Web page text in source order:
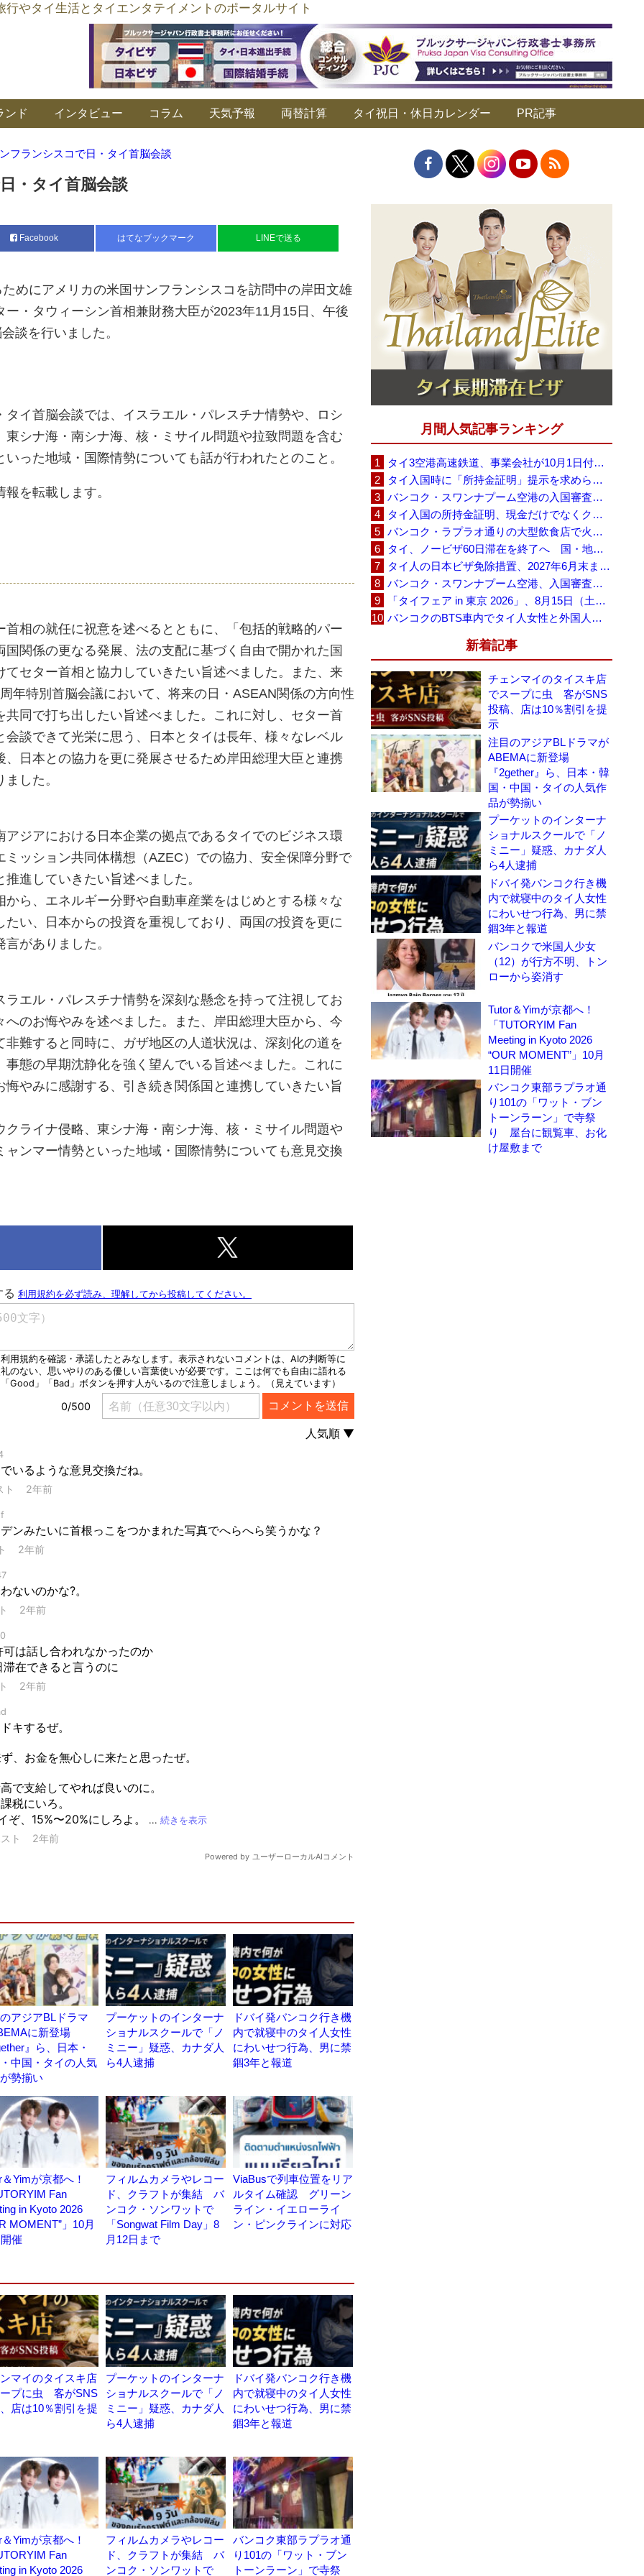
やタイ生活とタイエンタテイメントのポータルサイト
ンド インタビュー コラム 天気予報 両替計算 タイ祝日・休日カレンダー PR記事
フランシスコで日・タイ首脳会談
・タイ首脳会談
Facebook はてなブックマーク LINEで送る
めにアメリカの米国サンフランシスコを訪問中の岸田文雄
ー・タウィーシン首相兼財務大臣が2023年11月15日、午後
談を行いました。
タイ首脳会談では、イスラエル・パレスチナ情勢や、ロシ
東シナ海・南シナ海、核・ミサイル問題や拉致問題を含む
った地域・国際情勢についても話が行われたとのこと。
を転載します。
相の就任に祝意を述べるとともに、「包括的戦略的パー
関係の更なる発展、法の支配に基づく自由で開かれた国
てセター首相と協力していきたい旨述べました。また、来
年特別首脳会議において、将来の日・ASEAN関係の方向性
共同で打ち出したい旨述べました。これに対し、セター首
会談できて光栄に思う、日本とタイは長年、様々なレベル
、日本との協力を更に発展させるため岸田総理大臣と連携
した。
ジアにおける日本企業の拠点であるタイでのビジネス環
ミッション共同体構想（AZEC）での協力、安全保障分野で
進していきたい旨述べました。
ら、エネルギー分野や自動車産業をはじめとする様々な
たい、日本からの投資を重視しており、両国の投資を更に
がありました。
エル・パレスチナ情勢を深刻な懸念を持って注視してお
へのお悔やみを述べました。また、岸田総理大臣から、今
難すると同時に、ガザ地区の人道状況は、深刻化の道を
事態の早期沈静化を強く望んでいる旨述べました。これに
やみに感謝する、引き続き関係国と連携していきたい旨
ライナ侵略、東シナ海・南シナ海、核・ミサイル問題や
ャンマー情勢といった地域・国際情勢についても意見交換
アジアBLドラマ
に新登場
』ら、日本・
中国・タイの人気
勢揃い
プーケットのインターナ
ショナルスクールで「ノ
ミニー」疑惑、カナダ人
ら4人逮捕
ドバイ発バンコク行き機
内で就寝中のタイ人女性
にわいせつ行為、男に禁
錮3年と報道
Yimが京都へ！
Fan
in Kyoto 2026
MOMENT”」10月
催
フィルムカメラやレコー
ド、クラフトが集結 バ
ンコク・ソンワットで
「Songwat Film Day」8
月12日まで
ViaBusで列車位置をリア
ルタイム確認 グリーン
ライン・イエローライ
ン・ピンクラインに対応
マイのタイスキ店
プに虫 客がSNS
店は10％割引を提
プーケットのインターナ
ショナルスクールで「ノ
ミニー」疑惑、カナダ人
ら4人逮捕
ドバイ発バンコク行き機
内で就寝中のタイ人女性
にわいせつ行為、男に禁
錮3年と報道
Yimが京都へ！
Fan
in Kyoto 2026
フィルムカメラやレコー
ド、クラフトが集結 バ
ンコク・ソンワットで
バンコク東部ラプラオ通
り101の「ワット・ブン
トーンラーン」で寺祭
月間人気記事ランキング
タイ3空港高速鉄道、事業会社が10月1日付の契約終了を通知 「現時点での撤退決定ではない」
タイ入国時に「所持金証明」提示を求められる場合も、タイ政府観光庁が外国人旅行者に再周知
バンコク・スワンナプーム空港の入国審査に長蛇の列、SNSで「3～4時間待ち」との投稿が拡散
タイ入国の所持金証明、現金だけでなくクレジットカードや銀行明細も提示可能
バンコク・ラプラオ通りの大型飲食店で火災、27人死亡・多数負傷
タイ、ノービザ60日滞在を終了へ 国・地域別に30日・15日へ再編
タイ人の日本ビザ免除措置、2027年6月末まで延長 不安広がる中でひとまず安堵
バンコク・スワンナプーム空港、入国審査で2～3時間待ちの時間帯も 審査厳格化と人員不足が影響か
「タイフェア in 東京 2026」、8月15日（土）・16日（日）に代々木公園で開催
バンコクのBTS車内でタイ人女性と外国人学生グループが口論、騒音めぐる動画が拡散
新着記事
チェンマイのタイスキ店
でスープに虫 客がSNS
投稿、店は10％割引を提
示
注目のアジアBLドラマが
ABEMAに新登場
『2gether』ら、日本・韓
国・中国・タイの人気作
品が勢揃い
プーケットのインターナ
ショナルスクールで「ノ
ミニー」疑惑、カナダ人
ら4人逮捕
ドバイ発バンコク行き機
内で就寝中のタイ人女性
にわいせつ行為、男に禁
錮3年と報道
バンコクで米国人少女
（12）が行方不明、トン
ローから姿消す
Tutor＆Yimが京都へ！
「TUTORYIM Fan
Meeting in Kyoto 2026
“OUR MOMENT”」10月
11日開催
バンコク東部ラプラオ通
り101の「ワット・ブン
トーンラーン」で寺祭
り 屋台に観覧車、お化
け屋敷まで